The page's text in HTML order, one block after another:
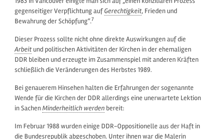
gegenseitiger Verpflichtung aufGerechtigkeit, Frieden und
Bewahrung der Schöpfung“.7
Dieser Prozess sollte nicht ohne direkte Auswirkungen auf die
Arbeitund politischen Aktivitäten der Kirchen in der ehemaligen
DDR bleiben und erzeugte im Zusammenspiel mit anderen Kräften
schließlich die Veränderungen des Herbstes 1989.
Bei genauerem Hinsehen halten die Erfahrungen der sogenannte
Wende für die Kirchen der DDR allerdings eine unerwartete Lektion
in SachenMinderheitlich werden bereit:
Im Februar 1988 wurden einige DDR-Oppositionelle aus der Haft in
die Bundesrepublik abgeschoben. Unter ihnen war die Malerin